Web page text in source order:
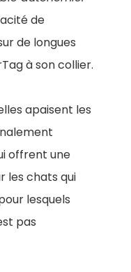
de
de longues
à son collier.
apaisent les
offrent une
les chats qui
lesquels
pas